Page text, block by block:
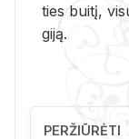
ties bui­tį,
gi­ją.
PERŽIŪRĖTI